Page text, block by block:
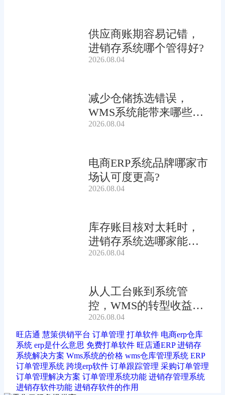
供应商账期容易记错，
进销存系统哪个管得好?
2026.08.04
减少仓储拣选错误，
WMS系统能带来哪些连
锁收益?
2026.08.04
电商ERP系统品牌哪家市
场认可度更高?
2026.08.04
库存账目核对太耗时，
进销存系统选哪家能自
动?
2026.08.04
从人工台账到系统管
控，WMS的转型收益有
多大?
2026.08.04
旺店通 慧策供销平台 订单管理 打单软件 电商erp仓库
系统 erp是什么意思 免费打单软件 旺店通ERP 进销存
系统解决方案 Wms系统的价格 wms仓库管理系统 ERP
订单管理系统 跨境erp软件 订单跟踪管理 采购订单管理
订单管理解决方案 订单管理系统功能 进销存管理系统
进销存软件功能 进销存软件的作用